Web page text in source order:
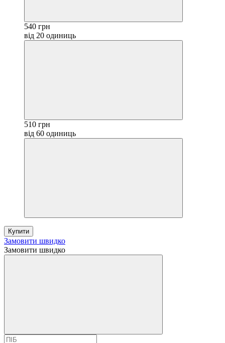
540 грн
від 20 одиниць
510 грн
від 60 одиниць
Купити
Замовити швидко
Замовити швидко